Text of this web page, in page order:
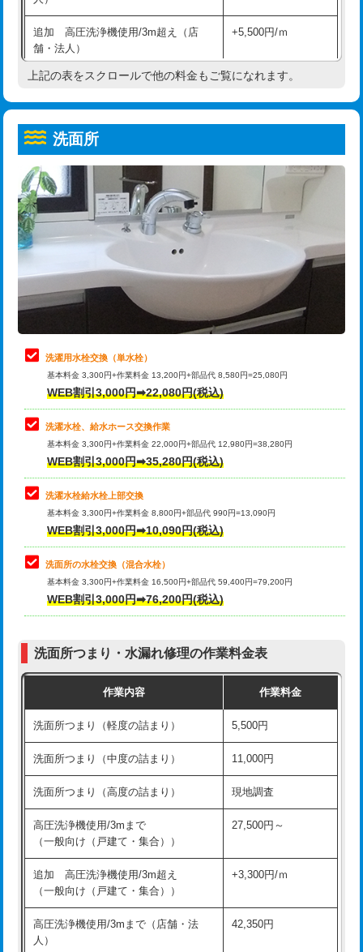
コンクリート斫り（厚さ10㎝超え）
モルタル補修（厚さ10㎝まで） 27,500円
モルタル補修（厚さ10㎝超え） 38,500円
洗面台設置 38,500円
追加人工
廃棄・処分 現場見積
※給水管工事は20mmまでの価格です。
給水管工事※（ホール加工)
給水管工事※（バンド止め) 3,300円
給水管工事※（支持金具設置) 5,500円
給水管工事※（保温材使用（バンド止
め込み）)
5,500円
給水管工事※（土の掘削・埋め戻し作
業)
11,000円
給水管工事※（塩ビ管（VP・HI）使
用/3ｍまで)
33,000円
給水管工事※（塩ビ管（VP・HI）使
用（追加）/3ｍ超え)
給水管工事※（ライニング鋼管・銅
管・ポリ管・HT管使用/3ｍまで)
44,000円
給水管工事※（ライニング鋼管・銅
管・ポリ管・HT管使用/3ｍ超え)
排水管工事（土の掘削・埋め戻し作
業）
排水管工事（排水管工事/3ｍまで） 55,000円
排水管工事（追加 排水管工事/3ｍ超
え）
マス交換（土の掘削・埋め戻し作業）
マス交換（深さ50㎝未満）
マス交換（深さ50㎝以上）
モルタル補修（厚さ10㎝まで） 27,500円
モルタル補修（厚さ10㎝超え） 38,500円
洗面台設置 38,500円
バスタブ設置 現場見積
追加人工 16,500円
廃棄・処分 現場見積
※給水管工事は20mmまでの価格です。
追加 高圧洗浄機使用/3m超え（店
舗・法人）
+5,500円/ｍ
高度高圧洗浄換 現地調査
トーラー機使用/3mまで
追加トーラー機使用/3m超え +3,300円
カメラ調査 33,000円
桝清掃
止水・漏水調査・防水処理・清掃・修
理・調整・分解・加工など（軽作業）
11,000円
止水・漏水調査・防水処理・清掃・修
理・調整・分解・加工など（中作業）
22,000円
止水・漏水調査・防水処理・清掃・修
理・調整・分解・加工など（重作業）
33,000円
キッチンタンク脱着
その他部品の脱着
交換・取付（タンク）
交換・取付(単水栓（壁付・デッキ
式）)
交換・取付(混合水栓（壁付・デッキ
式・ワンホール）)
16,500円+材料費
（P/S/ポップアップ））
交換・取付（その他部品） 11,000円+材料費
持込商品取付（単水栓） 13,200円
持込商品取付（混合水栓） 16,500円
持込商品取付（浄水器・分岐水栓） 16,500円
給水管工事※（ホール加工) 16,500円
給水管工事※（バンド止め)
給水管工事※（支持金具設置) 5,500円
給水管工事※（保温材使用（バンド止
め込み）)
5,500円
上記の表をスクロールで他の料金もご覧になれます。
洗面所
洗濯用水栓交換（単水栓）
基本料金 3,300円+作業料金 13,200円+部品代 8,580円=25,080円
WEB割引3,000円➡22,080円(税込)
洗濯水栓、給水ホース交換作業
基本料金 3,300円+作業料金 22,000円+部品代 12,980円=38,280円
WEB割引3,000円➡35,280円(税込)
洗濯水栓給水栓上部交換
基本料金 3,300円+作業料金 8,800円+部品代 990円=13,090円
WEB割引3,000円➡10,090円(税込)
洗面所の水栓交換（混合水栓）
基本料金 3,300円+作業料金 16,500円+部品代 59,400円=79,200円
WEB割引3,000円➡76,200円(税込)
洗面所つまり・水漏れ修理の作業料金表
作業内容 作業料金
洗面所つまり（軽度の詰まり） 5,500円
洗面所つまり（中度の詰まり） 11,000円
洗面所つまり（高度の詰まり） 現地調査
高圧洗浄機使用/3mまで
（一般向け（戸建て・集合））
27,500円～
追加 高圧洗浄機使用/3m超え
（一般向け（戸建て・集合））
+3,300円/ｍ
高圧洗浄機使用/3mまで（店舗・法
人）
42,350円